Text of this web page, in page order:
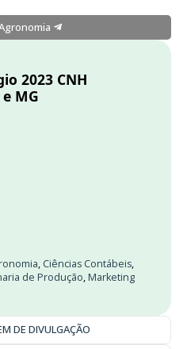
2023 CNH
MG
, Ciências Contábeis,
de Produção, Marketing
DE DIVULGAÇÃO